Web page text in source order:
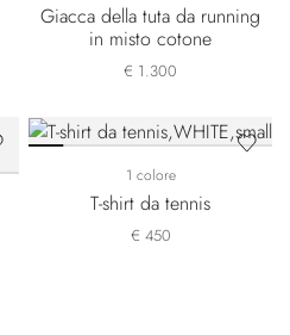
Giacca della tuta da running
in misto cotone
€ 1.300
1 colore
T-shirt da tennis
€ 450